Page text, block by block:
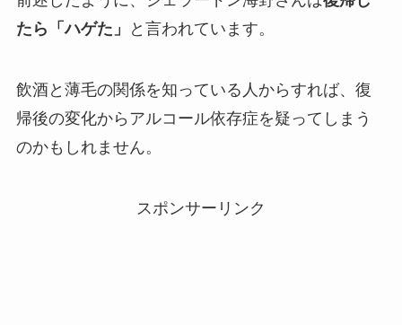
たら「ハゲた」
と言われています。
飲酒と薄毛の関係を知っている人からすれば、復
帰後の変化からアルコール依存症を疑ってしまう
のかもしれません。
スポンサーリンク